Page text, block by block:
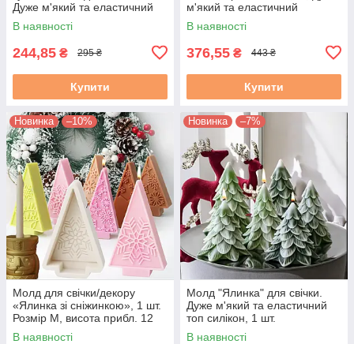
Дуже м'який та еластичний
силікон
В наявності
244,85 ₴ 295 ₴
Купити
м'який та еластичний
силікон, 1 шт.
В наявності
376,55 ₴ 443 ₴
Купити
Новинка –10%
Молд для свічки/декору
«Ялинка зі сніжинкою», 1 шт.
Розмір М, висота прибл. 12
см
В наявності
Новинка –7%
Молд "Ялинка" для свічки.
Дуже м'який та еластичний
топ силікон, 1 шт.
В наявності